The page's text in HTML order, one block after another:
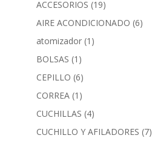
ACCESORIOS (19)
AIRE ACONDICIONADO (6)
atomizador (1)
BOLSAS (1)
CEPILLO (6)
CORREA (1)
CUCHILLAS (4)
CUCHILLO Y AFILADORES (7)